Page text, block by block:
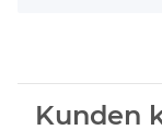
Kunden